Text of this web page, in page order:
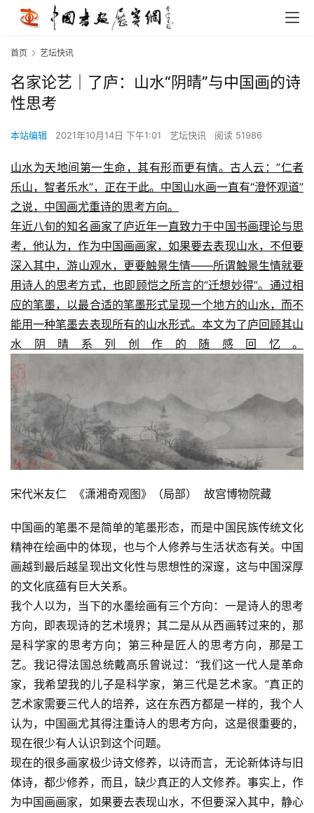
首页 艺坛快讯
名家论艺｜了庐：山水“阴晴”与中国画的诗
性思考
本站编辑 2021年10月14日 下午1:01 艺坛快讯 阅读 51986
山水为天地间第一生命，其有形而更有情。古人云：”仁者
乐山，智者乐水”，正在于此。中国山水画一直有“澄怀观道”
之说，中国画尤重诗的思考方向。
年近八旬的知名画家了庐近年一直致力于中国书画理论与思
考，他认为，作为中国画画家，如果要去表现山水，不但要
深入其中，游山观水，更要触景生情——所谓触景生情就要
用诗人的思考方式，也即顾恺之所言的“迁想妙得”。通过相
应的笔墨，以最合适的笔墨形式呈现一个地方的山水，而不
能用一种笔墨去表现所有的山水形式。本文为了庐回顾其山
水阴晴系列创作的随感回忆。
宋代米友仁  《潇湘奇观图》（局部）  故宫博物院藏
中国画的笔墨不是简单的笔墨形态，而是中国民族传统文化
精神在绘画中的体现，也与个人修养与生活状态有关。中国
画越到最后越呈现出文化性与思想性的深邃，这与中国深厚
的文化底蕴有巨大关系。
我个人以为，当下的水墨绘画有三个方向：一是诗人的思考
方向，即表现诗的艺术境界；其二是从从西画转过来的，那
是科学家的思考方向；第三种是匠人的思考方向，那是工
艺。我记得法国总统戴高乐曾说过：“我们这一代人是革命
家，我希望我的儿子是科学家，第三代是艺术家。”真正的
艺术家需要三代人的培养，这在东西方都是一样的，我个人
认为，中国画尤其得注重诗人的思考方向，这是很重要的，
现在很少有人认识到这个问题。
现在的很多画家极少诗文修养，以诗而言，无论新体诗与旧
体诗，都少修养，而且，缺少真正的人文修养。事实上，作
为中国画画家，如果要去表现山水，不但要深入其中，静心